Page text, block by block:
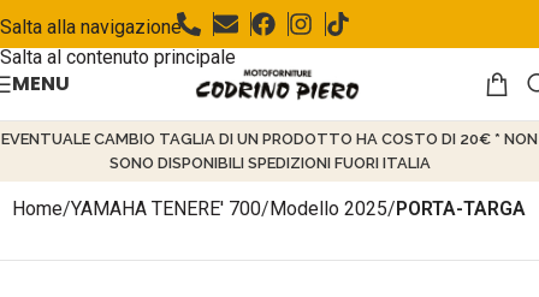
Salta alla navigazione
Salta al contenuto principale
MENU
EVENTUALE CAMBIO TAGLIA DI UN PRODOTTO HA COSTO DI 20€ * NON
SONO DISPONIBILI SPEDIZIONI FUORI ITALIA
Home/YAMAHA TENERE' 700/Modello 2025/PORTA-TARGA